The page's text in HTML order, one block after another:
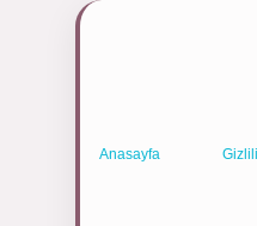
Anasayfa